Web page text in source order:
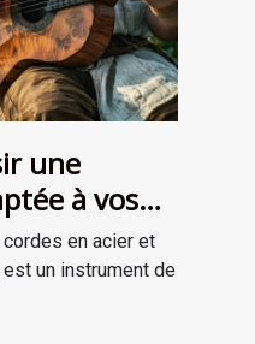
une
à vos
en acier et
un instrument de